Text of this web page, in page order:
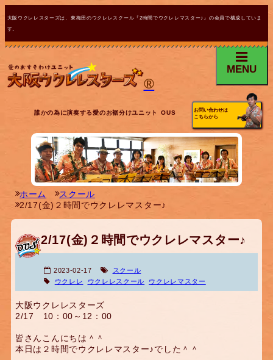
大阪ウクレレスターズは、東梅田のウクレレスクール『2時間でウクレレマスター♪』の会員で構成していま
す。
®
MENU
誰かの為に演奏する愛のお裾分けユニット OUS
お問い合わせは
こちらから
ホーム
スクール
2/17(金)２時間でウクレレマスター♪
2/17(金)２時間でウクレレマスター♪
2023-02-17
スクール
ウクレレ
ウクレレスクール ウクレレマスター
大阪ウクレレスターズ
2/17 10：00～12：00
皆さんこんにちは＾＾
本日は２時間でウクレレマスター♪でした＾＾